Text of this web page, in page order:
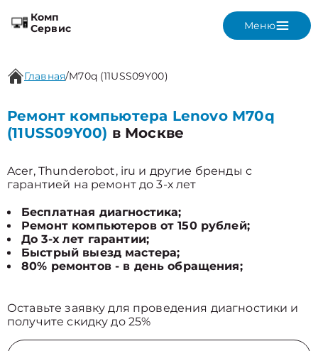
Комп
Сервис
Меню
Главная/M70q (11USS09Y00)
Ремонт компьютера Lenovo M70q
(11USS09Y00) в Москве
Acer, Thunderobot, iru и другие бренды с
гарантией на ремонт до 3-х лет
Бесплатная диагностика;
Ремонт компьютеров от 150 рублей;
До 3-х лет гарантии;
Быстрый выезд мастера;
80% ремонтов - в день обращения;
Оставьте заявку для проведения диагностики и
получите скидку до 25%